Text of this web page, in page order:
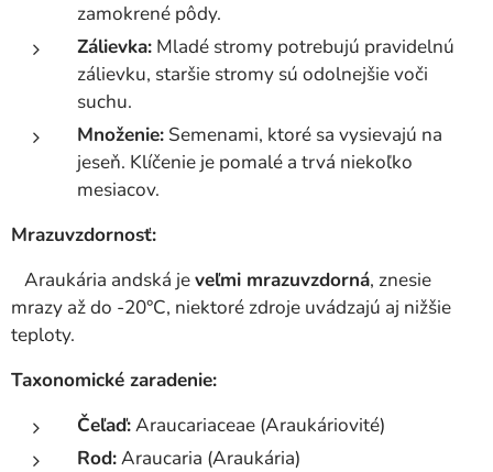
zamokrené pôdy.
Zálievka: Mladé stromy potrebujú pravidelnú
zálievku, staršie stromy sú odolnejšie voči
suchu.
Množenie: Semenami, ktoré sa vysievajú na
jeseň. Klíčenie je pomalé a trvá niekoľko
mesiacov.
Mrazuvzdornosť:
Araukária andská jeveľmi mrazuvzdorná, znesie
mrazy až do -20°C, niektoré zdroje uvádzajú aj nižšie
teploty.
Taxonomické zaradenie:
Čeľaď:Araucariaceae (Araukáriovité)
Rod:Araucaria (Araukária)